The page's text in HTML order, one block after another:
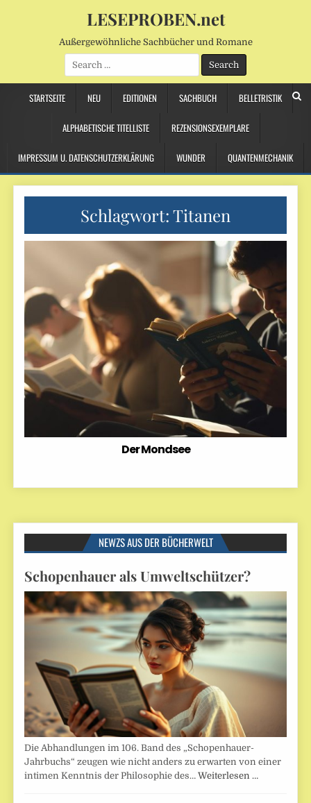
LESEPROBEN.net
Außergewöhnliche Sachbücher und Romane
Search
for:
STARTSEITE NEU EDITIONEN SACHBUCH BELLETRISTIK
ALPHABETISCHE TITELLISTE REZENSIONSEXEMPLARE
IMPRESSUM U. DATENSCHUTZERKLÄRUNG WUNDER QUANTENMECHANIK
Schlagwort:Titanen
Der Mondsee
NEWZS AUS DER BÜCHERWELT
Schopenhauer als Umweltschützer?
Die Abhandlungen im 106. Band des „Schopenhauer-
Jahrbuchs“ zeugen wie nicht anders zu erwarten von einer
intimen Kenntnis der Philosophie des…Weiterlesen …